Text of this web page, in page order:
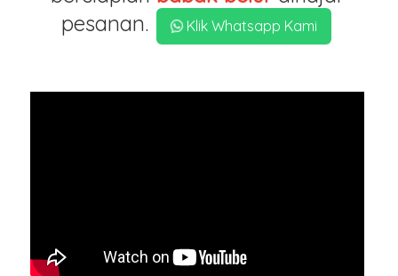
pesanan.
Klik Whatsapp Kami